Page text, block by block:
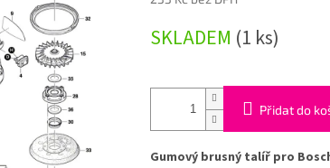
cena:
SKLADEM (1 ks)
Přidat do
Gumový brusný talíř pro